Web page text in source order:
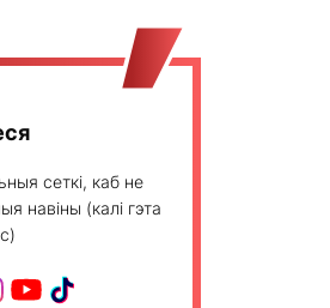
сеткі, каб не
навіны (калі гэта